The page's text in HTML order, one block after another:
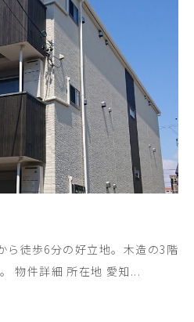
ら徒歩6分の好立地。木造の3階
物件詳細 所在地 愛知...